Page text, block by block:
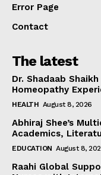
Error Page
Contact
The latest
Dr. Shadaab
Homeopathy
HEALTH August 8, 2026
Abhiraj Shee’s
Academics,
EDUCATION August 8,
Raahi Global